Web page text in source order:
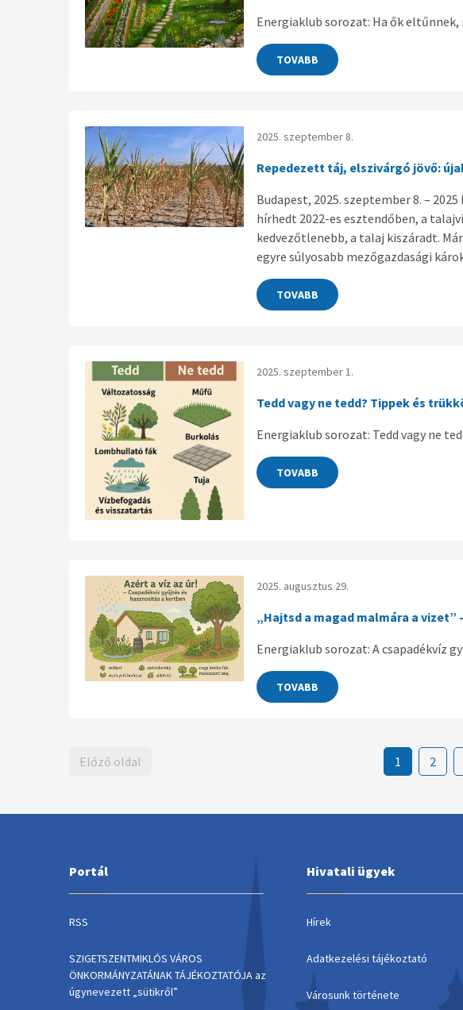
Energiaklub sorozat: Ha ők
TOVABB
2025. szeptember 8.
Repedezett táj, elszivárgó jövő:
Budapest, 2025. szeptember 8. –
hírhedt 2022-es esztendőben, a
kedvezőtlenebb, a talaj kiszáradt.
egyre súlyosabb mezőgazdasági
TOVABB
2025. szeptember 1.
Tedd vagy ne tedd? Tippek és
Energiaklub sorozat: Tedd vagy ne
TOVABB
2025. augusztus 29.
„Hajtsd a magad malmára a vizet”
Energiaklub sorozat: A csapadékvíz
TOVABB
Előző oldal 1 2
Portál
RSS
SZIGETSZENTMIKLÓS VÁROS
ÖNKORMÁNYZATÁNAK TÁJÉKOZTATÓJA az
úgynevezett „sütikről”
Hivatali ügyek
Hírek
Adatkezelési tájékoztató
Városunk története